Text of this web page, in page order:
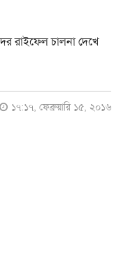
রাইফেল চালনা দেখে
১৭:১৭, ফেব্রুয়ারি ১৫, ২০১৬